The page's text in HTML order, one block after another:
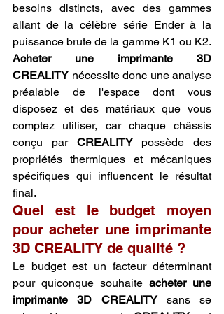
besoins distincts, avec des gammes
allant de la célèbre série Ender à la
Acheter une imprimante 3D
CREALITY nécessite donc une analyse
préalable de l'espace dont vous
disposez et des matériaux que vous
comptez utiliser, car chaque châssis
conçu par CREALITY possède des
propriétés thermiques et mécaniques
spécifiques qui influencent le résultat
final.
Quel est le budget moyen
pour acheter une imprimante
3D CREALITY de qualité ?
Le budget est un facteur déterminant
pour quiconque souhaite acheter une
imprimante 3D CREALITY sans se